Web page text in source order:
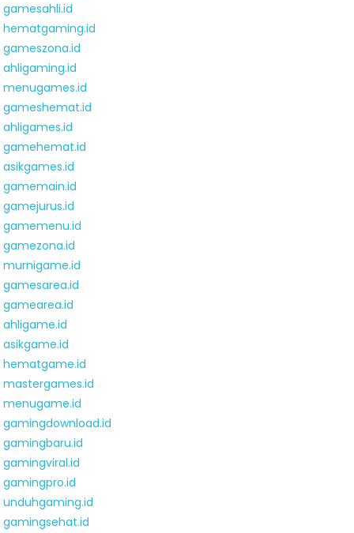
gamesahli.id
hematgaming.id
gameszona.id
ahligaming.id
menugames.id
gameshemat.id
ahligames.id
gamehemat.id
asikgames.id
gamemain.id
gamejurus.id
gamemenu.id
gamezona.id
murnigame.id
gamesarea.id
gamearea.id
ahligame.id
asikgame.id
hematgame.id
mastergames.id
menugame.id
gamingdownload.id
gamingbaru.id
gamingviral.id
gamingpro.id
unduhgaming.id
gamingsehat.id